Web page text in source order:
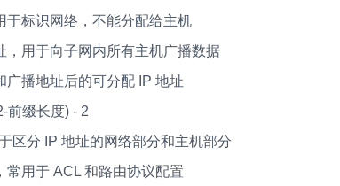
于标识网络，不能分配给主机
，用于向子网内所有主机广播数据
播地址后的可分配 IP 地址
前缀长度) - 2
区分 IP 地址的网络部分和主机部分
用于 ACL 和路由协议配置